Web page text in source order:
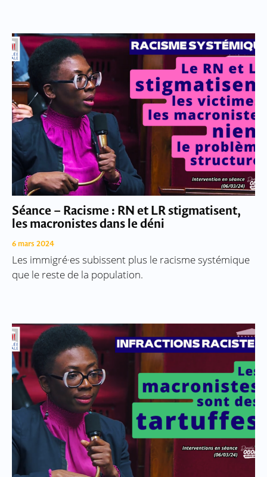
Séance – Racisme : RN et LR stigmatisent,
les macronistes dans le déni
6 mars 2024
Les immigré·es subissent plus le racisme systémique
que le reste de la population.